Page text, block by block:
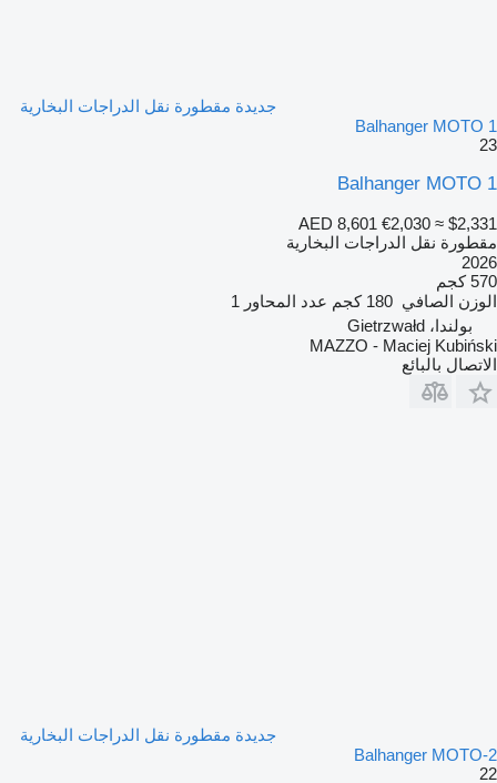
جديدة مقطورة نقل الدراجات البخارية
Balhanger MOTO 1
23
Balhanger MOTO 1
AED 8,601 €2,030 ≈ $2,331
مقطورة نقل الدراجات البخارية
2026
570 كجم
الوزن الصافي 180 كجم عدد المحاور 1
بولندا، Gietrzwałd
MAZZO - Maciej Kubiński
الاتصال بالبائع
جديدة مقطورة نقل الدراجات البخارية
Balhanger MOTO-2
22